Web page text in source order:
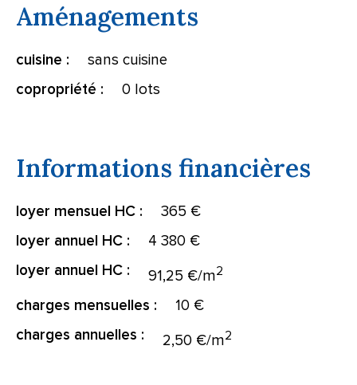
Aménagements
cuisine : sans cuisine
copropriété : 0 lots
Informations financières
loyer mensuel HC : 365 €
loyer annuel HC : 4 380 €
loyer annuel HC : 91,25 €/m2
charges mensuelles : 10 €
charges annuelles : 2,50 €/m2